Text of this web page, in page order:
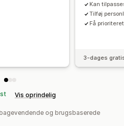
Kan
Tilføj
Få
3-dages
Vis oprindelig
og brugsbaserede